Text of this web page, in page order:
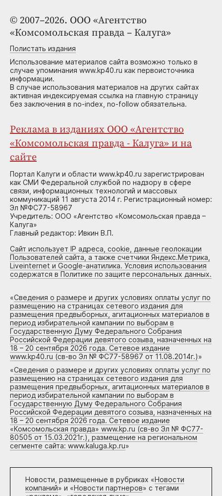
© 2007–2026. ООО «Агентство
«Комсомольская правда – Калуга»
Полистать издания
Использование материалов сайта возможно только в
случае упоминания www.kp40.ru как первоисточника
информации.
В случае использования материалов на других сайтах
активная индексируемая ссылка на главную страницу
без заключения в no-index, no-follow обязательна.
Реклама в изданиях ООО «Агентство
«Комсомольская правда - Калуга» и на
сайте
Портал Калуги и области www.kp40.ru зарегистрирован
как СМИ Федеральной службой по надзору в сфере
связи, информационных технологий и массовых
коммуникаций 11 августа 2014 г. Регистрационный номер:
Эл №ФС77-58967
Учредитель: ООО «Агентство «Комсомольская правда –
Калуга»
Главный редактор: Ивкин В.П.
Сайт использует IP адреса, cookie, данные геолокации
Пользователей сайта, а также счетчики Яндекс.Метрика,
Liveinternet и Google-анатилика. Условия использования
содержатся в Политике по защите персональных данных.
«Сведения о размере и других условиях оплаты услуг по
размещению на страницах сетевого издания для
размещения предвыборных, агитационных материалов в
период избирательной кампании по выборам в
Государственную Думу Федерального Собрания
Российской Федерации девятого созыва, назначенных на
18 – 20 сентября 2026 года. Сетевое издание
www.kp40.ru (св-во Эл № ФС77-58967 от 11.08.2014г.)»
«Сведения о размере и других условиях оплаты услуг по
размещению на страницах сетевого издания для
размещения предвыборных, агитационных материалов в
период избирательной кампании по выборам в
Государственную Думу Федерального Собрания
Российской Федерации девятого созыва, назначенных на
18 – 20 сентября 2026 года. Сетевое издание
«Комсомольская правда» www.kp.ru (св-во Эл № ФС77-
80505 от 15.03.2021г.), размещение на региональном
сегменте сайта: www.kaluga.kp.ru»
Новости, размещенные в рубриках «Новости
компаний» и «Новости партнеров» с тегами